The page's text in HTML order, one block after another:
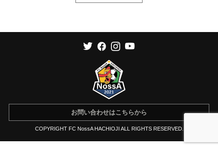
お問い合わせはこちらから
COPYRIGHT FC NossA HACHIOJI ALL RIGHTS RESERVED.